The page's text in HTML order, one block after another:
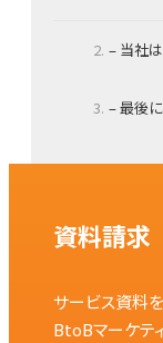
– 当社
– 最後
資料請求
サービス資料
BtoBマーケテ